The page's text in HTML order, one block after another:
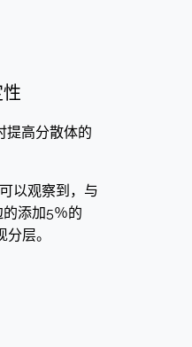
提高分散体的
以观察到，与
添加5％的
层。